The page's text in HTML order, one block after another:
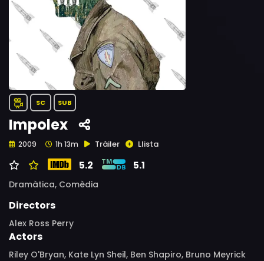
SC SUB
Impolex
2009 1h 13m Tràiler Llista
5.2 5.1
Dramàtica, Comèdia
Directors
Alex Ross Perry
Actors
Riley O'Bryan, Kate Lyn Sheil, Ben Shapiro, Bruno Meyrick